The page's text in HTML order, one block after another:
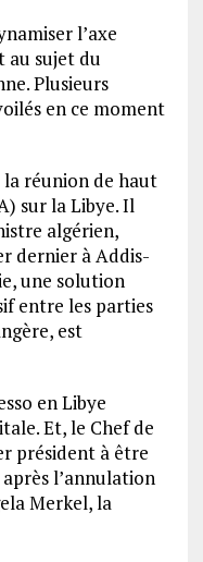
l’axe
au sujet du
Plusieurs
en ce moment
la réunion de haut
sur la Libye. Il
algérien,
dernier à Addis-
une solution
entre les parties
est
en Libye
Et, le Chef de
président à être
l’annulation
Merkel, la